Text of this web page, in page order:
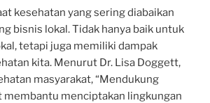
kesehatan yang sering diabaikan
bisnis lokal. Tidak hanya baik untuk
tetapi juga memiliki dampak
kita. Menurut Dr. Lisa Doggett,
masyarakat, “Mendukung
membantu menciptakan lingkungan